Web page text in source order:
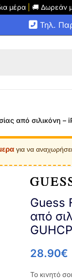
μέρα 🚚 Δωρεάν
Τηλ.
από σιλικόνη –
για να αναχωρήσει
Guess
από
28.90€
Το κινητό